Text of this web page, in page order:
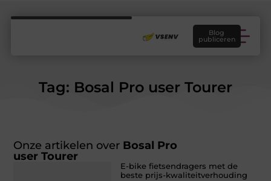
Blog
publiceren
Tag: Bosal Pro user Tourer
Onze artikelen over Bosal Pro
user Tourer
E-bike fietsendragers met de
beste prijs-kwaliteitverhouding